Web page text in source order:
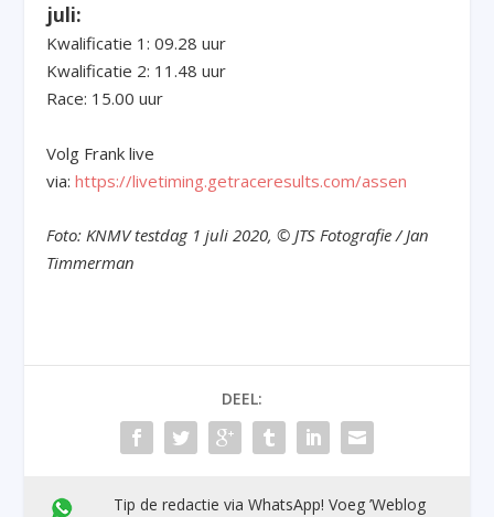
juli:
Kwalificatie 1: 09.28 uur
Kwalificatie 2: 11.48 uur
Race: 15.00 uur
Volg Frank live
via:https://livetiming.getraceresults.com/assen
Foto: KNMV testdag 1 juli 2020, © JTS Fotografie / Jan
Timmerman
DEEL:
Tip de redactie via WhatsApp! Voeg ’Weblog